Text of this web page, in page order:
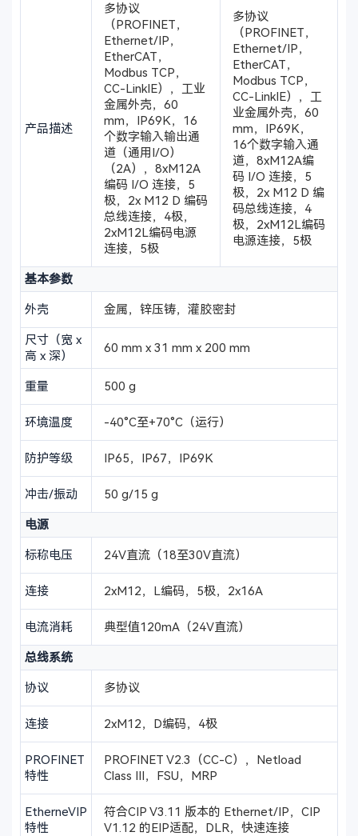
产品描述
多协议
（PROFINET，
Ethernet/IP，
EtherCAT，
Modbus TCP，
CC-LinkIE），工业
金属外壳，60
mm，IP69K，16
个数字输入输出通
道（通用I/O）
（2A），8xM12A
编码 I/O 连接，5
极，2x M12 D 编码
总线连接，4极，
2xM12L编码电源
连接，5极
多协议
（PROFINET，
Ethernet/IP，
EtherCAT，
Modbus TCP，
CC-LinkIE），工
业金属外壳，60
mm，IP69K，
16个数字输入通
道，8xM12A编
码 I/O 连接，5
极，2x M12 D 编
码总线连接，4
极，2xM12L编码
电源连接，5极
基本参数
外壳 金属，锌压铸，灌胶密封
尺寸（宽 x
高 x 深）
60 mm x 31 mm x 200 mm
重量 500 g
环境温度 -40°C至+70°C（运行）
防护等级 IP65，IP67，IP69K
冲击/振动 50 g/15 g
电源
标称电压 24V直流（18至30V直流）
连接 2xM12，L编码，5极，2x16A
电流消耗 典型值120mA（24V直流）
总线系统
协议 多协议
连接 2xM12，D编码，4极
PROFINET
特性
PROFINET V2.3（CC-C），Netload
Class III，FSU，MRP
EtherneVIP
特性
符合CIP V3.11 版本的 Ethernet/IP，CIP
V1.12 的EIP适配，DLR，快速连接